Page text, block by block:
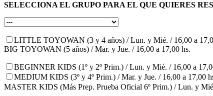
SELECCIONA EL GRUPO PARA EL QUE QUIERES
LITTLE TOYOWAN (3 y 4 años) / Lun. y Mié. / 16,00 a
BIG TOYOWAN (5 años) / Mar. y Jue. / 16,00 a 17,00 hs.
BEGINNER KIDS (1º y 2º Prim.) / Lun. y Mié. / 16,00 a
MEDIUM KIDS (3º y 4º Prim.) / Mar. y Jue. / 16,00 a 17,00
MASTER KIDS (Más Prep. Prueba Oficial 6º Prim.) / Lun. y